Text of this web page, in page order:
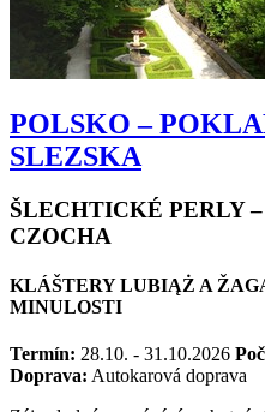
POLSKO –
SLEZSKA
ŠLECHTICKÉ PERLY
CZOCHA
KLÁŠTERY LUBIĄŻ A
MINULOSTI
Termín: 28.10. - 31.10.2026
Doprava: Autokarová doprava